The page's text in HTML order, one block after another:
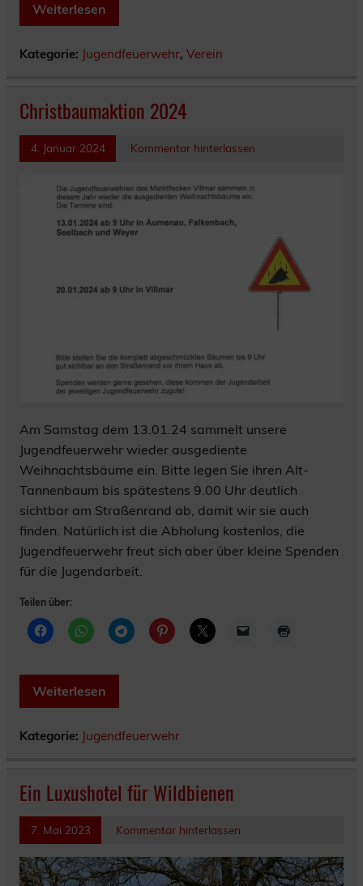
Weiterlesen
Kategorie: Jugendfeuerwehr, Verein
Christbaumaktion 2024
4. Januar 2024 Kommentar hinterlassen
Am Samstag dem 13.01.24 sammelt unsere
Jugendfeuerwehr wieder ausgediente
Weihnachtsbäume ein. Bitte legen Sie ihren Alt-
Tannenbaum bis spätestens 9.00 Uhr deutlich
sichtbar am Straßenrand ab, damit wir sie auch
finden. Natürlich ist die Abholung kostenlos, die
Jugendfeuerwehr freut sich aber über kleine Spenden
für die Jugendarbeit.
Teilen über:
Weiterlesen
Kategorie: Jugendfeuerwehr
Ein Luxushotel für Wildbienen
7. Mai 2023 Kommentar hinterlassen